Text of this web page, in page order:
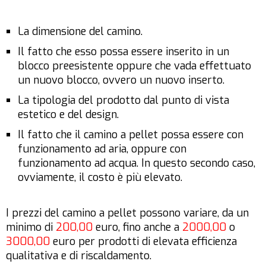
La dimensione del camino.
Il fatto che esso possa essere inserito in un
blocco preesistente oppure che vada effettuato
un nuovo blocco, ovvero un nuovo inserto.
La tipologia del prodotto dal punto di vista
estetico e del design.
Il fatto che il camino a pellet possa essere con
funzionamento ad aria, oppure con
funzionamento ad acqua. In questo secondo caso,
ovviamente, il costo è più elevato.
I prezzi del camino a pellet possono variare, da un
minimo di 200,00 euro, fino anche a 2000,00 o
3000,00 euro per prodotti di elevata efficienza
qualitativa e di riscaldamento.